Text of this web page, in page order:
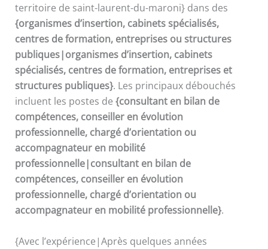
territoire de saint-laurent-du-maroni} dans des
{organismes d’insertion, cabinets spécialisés,
centres de formation, entreprises ou structures
publiques|organismes d’insertion, cabinets
spécialisés, centres de formation, entreprises et
structures publiques}. Les principaux débouchés
incluent les postes de {consultant en bilan de
compétences, conseiller en évolution
professionnelle, chargé d’orientation ou
accompagnateur en mobilité
professionnelle|consultant en bilan de
compétences, conseiller en évolution
professionnelle, chargé d’orientation ou
accompagnateur en mobilité professionnelle}.
{Avec l’expérience|Après quelques années